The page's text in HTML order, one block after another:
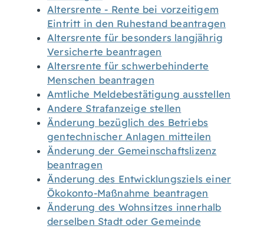
Altersrente - Rente bei vorzeitigem
Eintritt in den Ruhestand beantragen
Altersrente für besonders langjährig
Versicherte beantragen
Altersrente für schwerbehinderte
Menschen beantragen
Amtliche Meldebestätigung ausstellen
Andere Strafanzeige stellen
Änderung bezüglich des Betriebs
gentechnischer Anlagen mitteilen
Änderung der Gemeinschaftslizenz
beantragen
Änderung des Entwicklungsziels einer
Ökokonto-Maßnahme beantragen
Änderung des Wohnsitzes innerhalb
derselben Stadt oder Gemeinde